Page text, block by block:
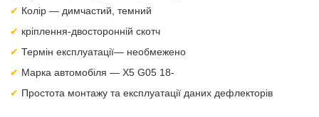
Колір — димчастий, темний
кріплення-двосторонній скотч
Термін експлуатації— необмежено
Марка автомобіля — X5 G05 18-
Простота монтажу та експлуатації даних дефлекторів